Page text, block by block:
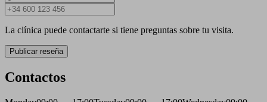
La clínica puede contactarte si tiene preguntas sobre tu visita.
Publicar reseña
Contactos